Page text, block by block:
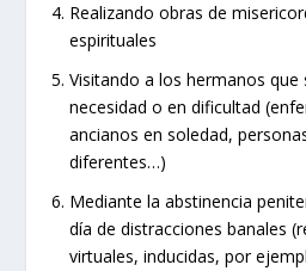
Realizando obras de
espirituales
Visitando a los hermanos que
necesidad o en dificultad
ancianos en soledad,
diferentes…)
Mediante la abstinencia
día de distracciones banales
virtuales, inducidas, por